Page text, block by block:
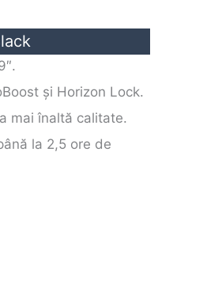
și Horizon Lock.
mai înaltă calitate.
la 2,5 ore de